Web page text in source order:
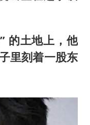
调存款利率
面对面丨蔡磊：与渐冻症抗争 纵使不敌 也不屈服
听”我们说话吗
的土地上，他
里刻着一股东